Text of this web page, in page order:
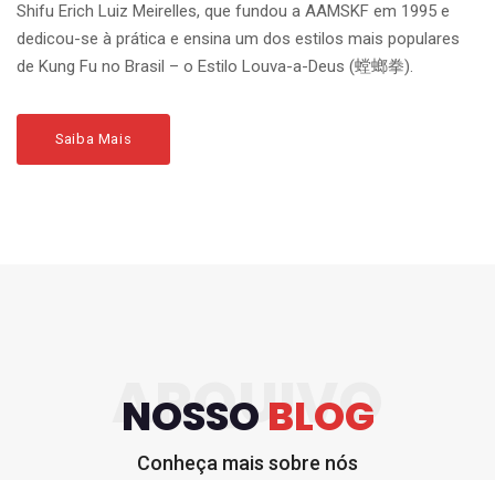
Shifu Erich Luiz Meirelles, que fundou a AAMSKF em 1995 e
dedicou-se à prática e ensina um dos estilos mais populares
de Kung Fu no Brasil – o Estilo Louva-a-Deus (螳螂拳).
Saiba Mais
ARQUIVO
NOSSOBLOG
Conheça mais sobre nós